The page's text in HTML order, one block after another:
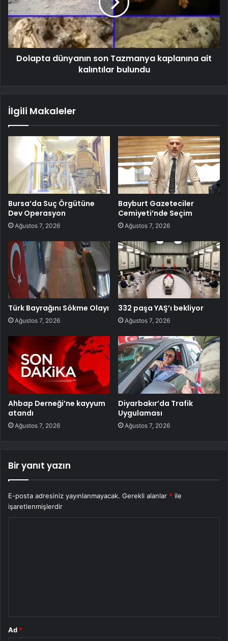
Dolapta dünyanın son Tazmanya kaplanına ait
kalıntılar bulundu
İlgili Makaleler
Bursa’da Suç Örgütüne
Dev Operasyon
Ağustos 7, 2026
Bayburt Gazeteciler
Cemiyeti’nde Seçim
Ağustos 7, 2026
Türk Bayrağını Sökme Olayı
Ağustos 7, 2026
332 paşa YAŞ’ı bekliyor
Ağustos 7, 2026
Ahbap Derneği’ne kayyum
atandı
Ağustos 7, 2026
Diyarbakır’da Trafik
Uygulaması
Ağustos 7, 2026
Bir yanıt yazın
E-posta adresiniz yayınlanmayacak. Gerekli alanlar * ile
işaretlenmişlerdir
Ad *